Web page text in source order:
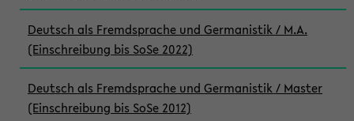
Deutsch als Fremdsprache und Germanistik / M.A.
(Einschreibung bis SoSe 2022)
Deutsch als Fremdsprache und Germanistik / Master
(Einschreibung bis SoSe 2012)